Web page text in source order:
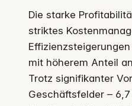
Die starke
striktes
mit höherem Anteil
Trotz signifikanter
Geschäftsfelder –